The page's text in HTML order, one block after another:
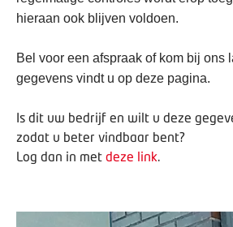
hieraan ook blijven voldoen.
Bel voor een afspraak of kom bij ons
gegevens vindt u op deze pagina.
Is dit uw bedrijf en wilt u deze
zodat u beter vindbaar bent?
Log dan in met deze link.